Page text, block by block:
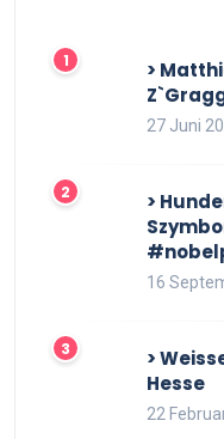
>
27 Juni
>
16
>
Hesse
22